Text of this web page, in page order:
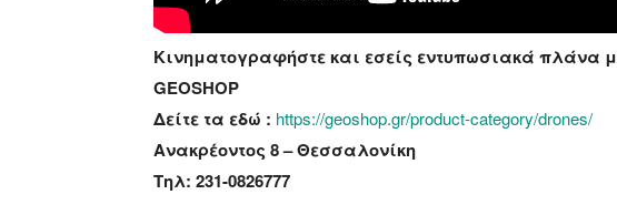
Kινηματογραφήστε και εσείς εντυπωσιακά πλάνα
GEOSHOP
Δείτε τα εδώ : https://geoshop.gr/product-category/drones/
Ανακρέοντος 8 – Θεσσαλονίκη
Τηλ: 231-0826777